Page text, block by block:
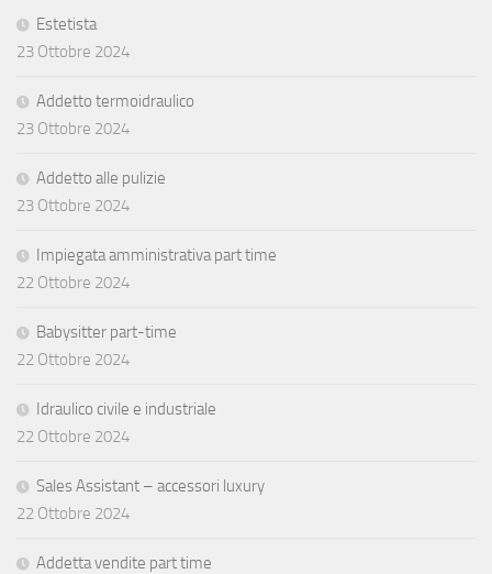
Estetista
23 Ottobre 2024
Addetto termoidraulico
23 Ottobre 2024
Addetto alle pulizie
23 Ottobre 2024
Impiegata amministrativa part time
22 Ottobre 2024
Babysitter part-time
22 Ottobre 2024
Idraulico civile e industriale
22 Ottobre 2024
Sales Assistant – accessori luxury
22 Ottobre 2024
Addetta vendite part time